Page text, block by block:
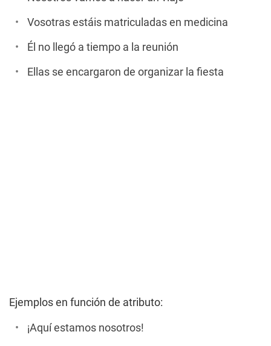
Vosotras estáis matriculadas en medicina
Él no llegó a tiempo a la reunión
Ellas se encargaron de organizar la fiesta
Ejemplos en función de atributo:
¡Aquí estamos nosotros!